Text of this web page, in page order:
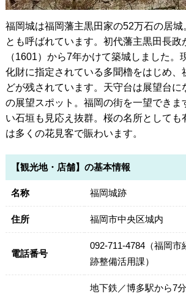
福岡城は福岡藩主黒田家の52万石の居城
とも呼ばれています。初代藩主黒田長政
（1601）から7年かけて築城しました。
化財に指定されている多聞櫓をはじめ、
どが残されています。天守台は展望台に
の展望スポット。福岡の街を一望できま
い石垣も見応え抜群。桜の名所としても
は多くの花見客で賑わいます。
【観光地・店舗】の基本情報
名称 福岡城跡
住所 福岡市中央区城内
電話番号
092-711-4784（福岡市
跡整備活用課）
地下鉄／博多駅から7